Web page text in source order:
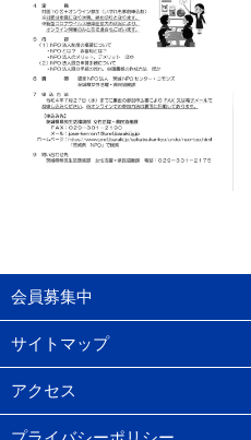
会員募集中
サイトマップ
アクセス